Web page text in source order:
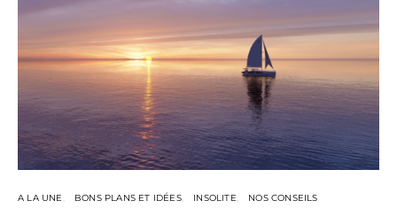
A LA UNE BONS PLANS ET IDÉES INSOLITE NOS CONSEILS